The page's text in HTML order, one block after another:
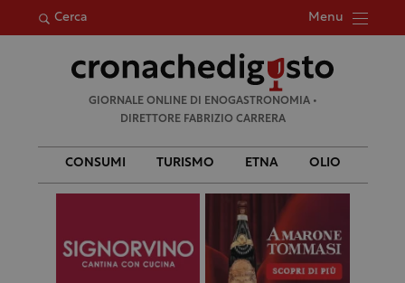
Cerca Menu
per:
GIORNALE ONLINE DI ENOGASTRONOMIA •
DIRETTORE FABRIZIO CARRERA
CONSUMI TURISMO ETNA OLIO